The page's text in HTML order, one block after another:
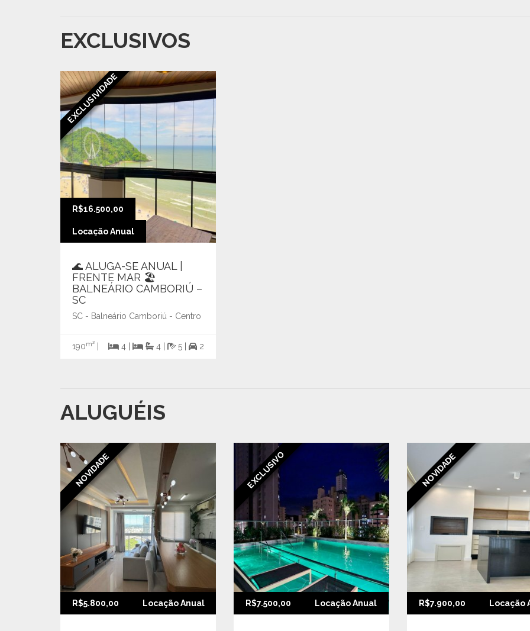
EXCLUSIVOS
EXCLUSIVIDADE
R$16.500,00
Locação Anual
🌊 ALUGA-SE ANUAL |
FRENTE MAR 🏖️
BALNEÁRIO CAMBORIÚ –
SC
SC - Balneário Camboriú - Centro
190m² 4 | 4 | 5 | 2
ALUGUÉIS
NOVIDADE
R$5.800,00 Locação Anual
EXCLUSIVO
R$7.500,00 Locação Anual
NOVIDADE
R$7.900,00 Locação